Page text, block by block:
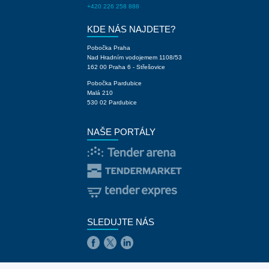
+420 226 258 888
KDE NÁS NAJDETE?
Pobočka Praha
Nad Hradním vodojemem 1108/53
162 00 Praha 6 - Střešovice
Pobočka Pardubice
Malá 210
530 02 Pardubice
NAŠE PORTÁLY
SLEDUJTE NÁS